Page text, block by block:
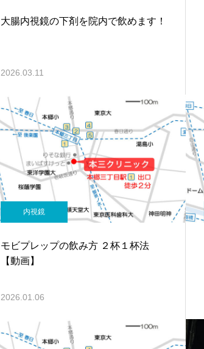
大腸内視鏡の下剤を院内で飲めます！
2026.03.11
内視鏡
モビプレップの飲み方 ２杯１杯法
【動画】
2026.01.06